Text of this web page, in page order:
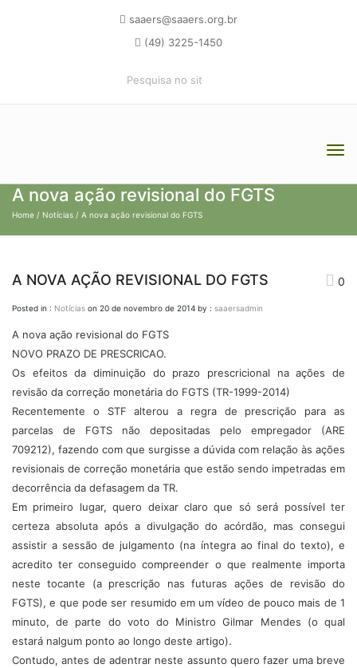
saaers@saaers.org.br
(49) 3225-1450
A nova ação revisional do FGTS
Home / Notícias / A nova ação revisional do FGTS
A NOVA AÇÃO REVISIONAL DO FGTS 0
Posted in : Notícias on 20 de novembro de 2014 by : saaersadmin
A nova ação revisional do FGTS
NOVO PRAZO DE PRESCRICAO.
Os efeitos da diminuição do prazo prescricional na ações de
revisão da correção monetária do FGTS (TR-1999-2014)
Recentemente o STF alterou a regra de prescrição para as
parcelas de FGTS não depositadas pelo empregador (ARE
709212), fazendo com que surgisse a dúvida com relação às ações
revisionais de correção monetária que estão sendo impetradas em
decorrência da defasagem da TR.
Em primeiro lugar, quero deixar claro que só será possível ter
certeza absoluta após a divulgação do acórdão, mas consegui
assistir a sessão de julgamento (na íntegra ao final do texto), e
acredito ter conseguido compreender o que realmente importa
neste tocante (a prescrição nas futuras ações de revisão do
FGTS), e que pode ser resumido em um vídeo de pouco mais de 1
minuto, de parte do voto do Ministro Gilmar Mendes (o qual
estará nalgum ponto ao longo deste artigo).
Contudo, antes de adentrar neste assunto quero fazer uma breve